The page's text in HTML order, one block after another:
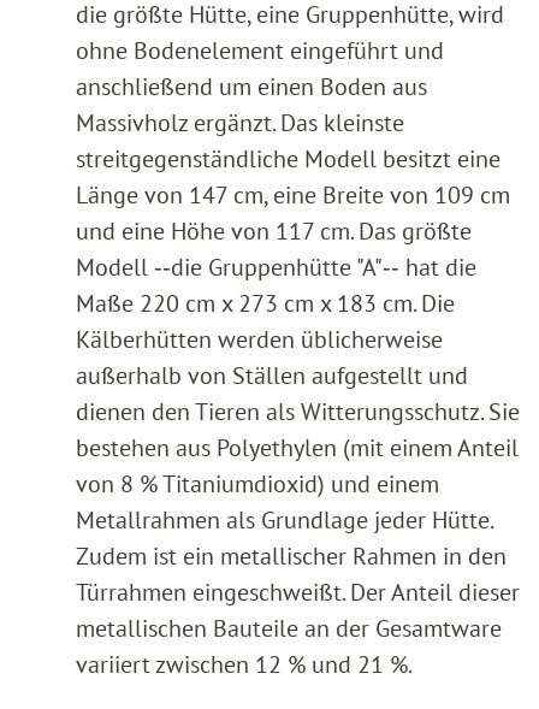
die größte Hütte, eine Gruppenhütte, wird
ohne Bodenelement eingeführt und
anschließend um einen Boden aus
Massivholz ergänzt. Das kleinste
streitgegenständliche Modell besitzt eine
Länge von 147 cm, eine Breite von 109 cm
und eine Höhe von 117 cm. Das größte
Modell ‑‑die Gruppenhütte "A"‑‑ hat die
Maße 220 cm x 273 cm x 183 cm. Die
Kälberhütten werden üblicherweise
außerhalb von Ställen aufgestellt und
dienen den Tieren als Witterungsschutz. Sie
bestehen aus Polyethylen (mit einem Anteil
von 8 % Titaniumdioxid) und einem
Metallrahmen als Grundlage jeder Hütte.
Zudem ist ein metallischer Rahmen in den
Türrahmen eingeschweißt. Der Anteil dieser
metallischen Bauteile an der Gesamtware
variiert zwischen 12 % und 21 %.